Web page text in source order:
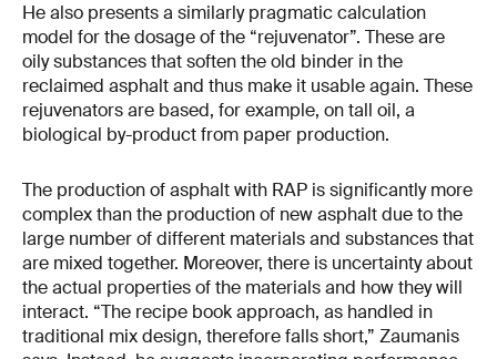
He also presents a similarly pragmatic calculation
model for the dosage of the “rejuvenator”. These are
oily substances that soften the old binder in the
reclaimed asphalt and thus make it usable again. These
rejuvenators are based, for example, on tall oil, a
biological by-product from paper production.
The production of asphalt with RAP is significantly more
complex than the production of new asphalt due to the
large number of different materials and substances that
are mixed together. Moreover, there is uncertainty about
the actual properties of the materials and how they will
interact. “The recipe book approach, as handled in
traditional mix design, therefore falls short,” Zaumanis